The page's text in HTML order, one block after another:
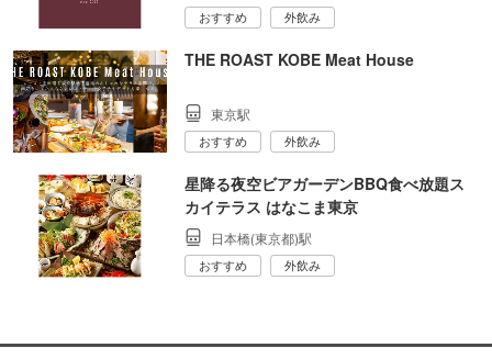
おすすめ 外飲み
THE ROAST KOBE Meat House
東京駅
おすすめ 外飲み
星降る夜空ビアガーデンBBQ食べ放題ス
カイテラス はなこま東京
日本橋(東京都)駅
おすすめ 外飲み